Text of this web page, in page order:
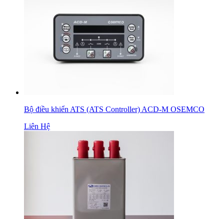
Bộ điều khiển ATS (ATS Controller) ACD-M OSEMCO
Liên Hệ